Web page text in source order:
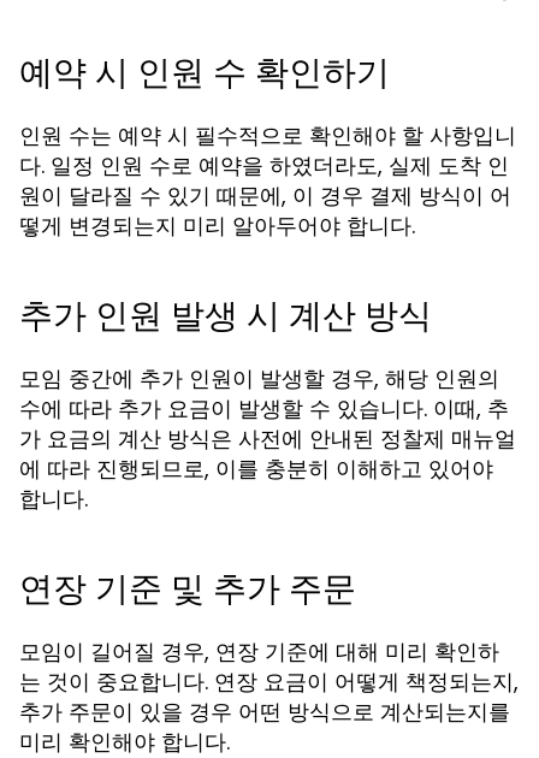
예약 시 인원 수 확인하기
인원 수는 예약 시 필수적으로 확인해야 할 사항입니
다. 일정 인원 수로 예약을 하였더라도, 실제 도착 인
원이 달라질 수 있기 때문에, 이 경우 결제 방식이 어
떻게 변경되는지 미리 알아두어야 합니다.
추가 인원 발생 시 계산 방식
모임 중간에 추가 인원이 발생할 경우, 해당 인원의
수에 따라 추가 요금이 발생할 수 있습니다. 이때, 추
가 요금의 계산 방식은 사전에 안내된 정찰제 매뉴얼
에 따라 진행되므로, 이를 충분히 이해하고 있어야
합니다.
연장 기준 및 추가 주문
모임이 길어질 경우, 연장 기준에 대해 미리 확인하
는 것이 중요합니다. 연장 요금이 어떻게 책정되는지,
추가 주문이 있을 경우 어떤 방식으로 계산되는지를
미리 확인해야 합니다.